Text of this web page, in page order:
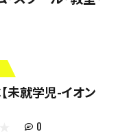
未就学児-イオン
0